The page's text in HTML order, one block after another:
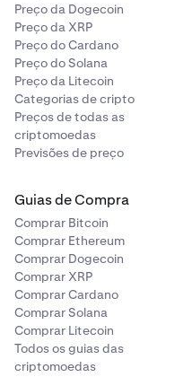
Preço da Dogecoin
Preço da XRP
Preço do Cardano
Preço do Solana
Preço da Litecoin
Categorias de cripto
Preços de todas as
criptomoedas
Previsões de preço
Guias de Compra
Comprar Bitcoin
Comprar Ethereum
Comprar Dogecoin
Comprar XRP
Comprar Cardano
Comprar Solana
Comprar Litecoin
Todos os guias das
criptomoedas